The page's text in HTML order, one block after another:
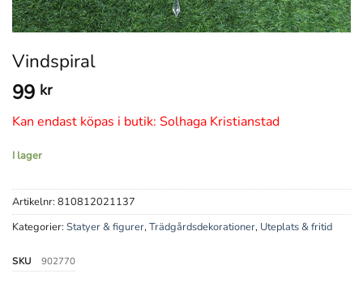
Vindspiral
99 kr
Kan endast köpas i butik: Solhaga Kristianstad
I lager
Artikelnr: 810812021137
Kategorier: Statyer & figurer,Trädgårdsdekorationer, Uteplats & fritid
SKU 902770